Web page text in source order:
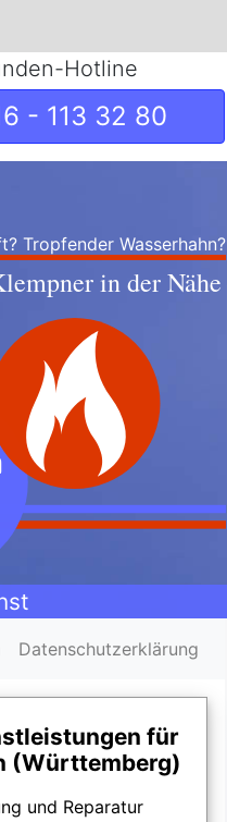
Hotline
- 113 32 80
Tropfender Wasserhahn?
in der Nähe
Datenschutzerklärung
für
(Württemberg)
und Reparatur